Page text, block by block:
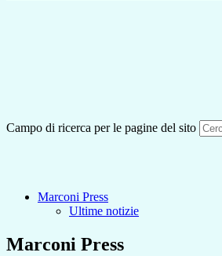
Campo di ricerca per le pagine del sito
Marconi Press
Ultime notizie
Marconi Press